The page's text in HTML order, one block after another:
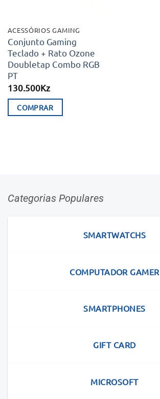
ACESSÓRIOS GAMING
Conjunto Gaming
Teclado + Rato Ozone
Doubletap Combo RGB
PT
130.500Kz
COMPRAR
Categorias Populares
SMARTWATCHS
COMPUTADOR GAMER
SMARTPHONES
GIFT CARD
MICROSOFT